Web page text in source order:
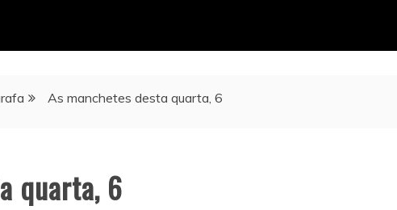
As manchetes desta quarta, 6
quarta, 6